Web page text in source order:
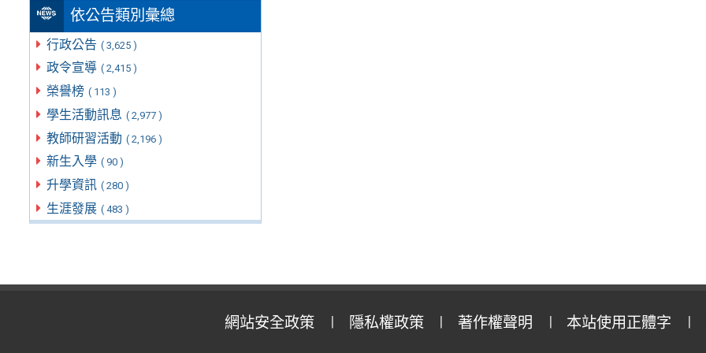
依公告類別彙總
行政公告 ( 3,625 )
政令宣導 ( 2,415 )
榮譽榜 ( 113 )
學生活動訊息 ( 2,977 )
教師研習活動 ( 2,196 )
新生入學 ( 90 )
升學資訊 ( 280 )
生涯發展 ( 483 )
網站安全政策 隱私權政策 著作權聲明 本站使用正體字